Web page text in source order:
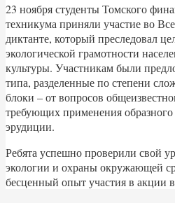
23 ноября студенты Томского
техникума приняли участие во
диктанте, который преследовал
экологической грамотности
культуры. Участникам были
типа, разделенные по степени
блоки – от вопросов
требующих применения
эрудиции.
Ребята успешно проверили свой
экологии и охраны окружающей
бесценный опыт участия в акции